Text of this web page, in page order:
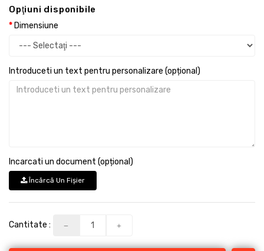
Opţiuni disponibile
Dimensiune
Introduceti un text pentru personalizare (opțional)
Incarcati un document (opțional)
Încărcă Un Fişier
Cantitate :